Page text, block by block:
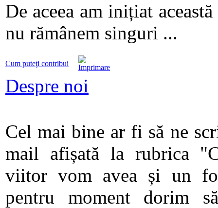
De aceea am inițiat
nu rămânem singuri ...
Cum puteţi contribui
Despre noi
Cel mai bine ar fi să ne
mail afișată la rubrica
viitor vom avea și un
pentru moment dorim